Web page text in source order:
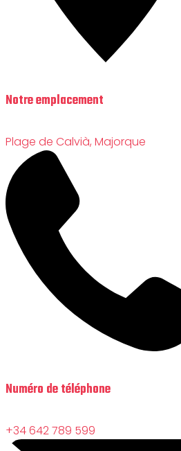
Notre emplacement
Plage de Calvià, Majorque
Numéro de téléphone
+34 642 789 599